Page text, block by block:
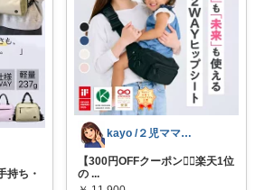
持ち・
kayo /２児ママ・子育てグッズ🌿
【300円OFFクーポン❤️‍🔥楽天1位
の ...